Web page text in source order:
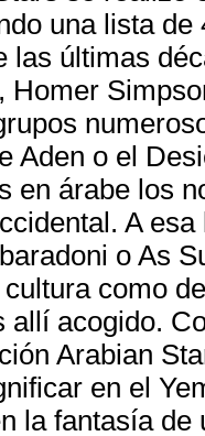
una lista
las últimas
Homer
Aden o el
en árabe los
A
o As
como
allí acogido.
Arabian
en el
la fantasía de